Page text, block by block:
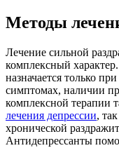
Методы
Лечение сильной
комплексный
назначается только
симптомах, наличии
комплексной терапии
лечения депрессии,
хронической
Антидепрессанты